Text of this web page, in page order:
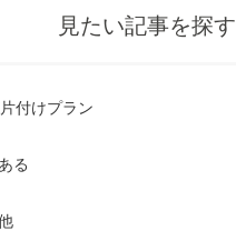
見たい記事を探す
付けプラン
る